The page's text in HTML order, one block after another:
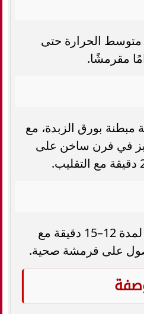
متوسط الحرارة حتى
مقرمشًا.
مبطنة بورق الزبدة، مع
في فرن ساخن على
تُطهى على درجة 190 لمدة 12–15 دقيقة مع
على قرمشة صحية.